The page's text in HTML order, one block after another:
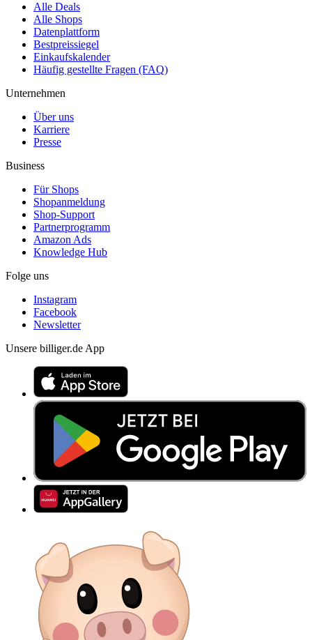
Alle Deals
Alle Shops
Datenplattform
Bestpreissiegel
Einkaufskalender
Häufig gestellte Fragen (FAQ)
Unternehmen
Über uns
Karriere
Presse
Business
Für Shops
Shopanmeldung
Shop-Support
Partnerprogramm
Amazon Ads
Knowledge Hub
Folge uns
Instagram
Facebook
Newsletter
Unsere billiger.de App